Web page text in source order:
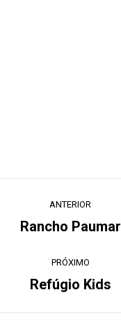
ANTERIOR
Post
Rancho Paumar
PRÓXIMO
Próximo
Refúgio Kids